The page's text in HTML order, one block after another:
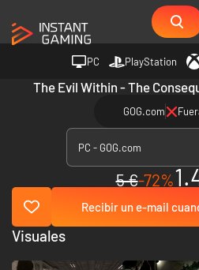
PC PlayStation
The Evil Within - The
GOG.com
PC - GOG.com
5 €-72%
Recibir un e-mail
Visuales